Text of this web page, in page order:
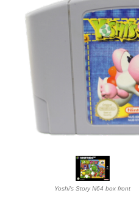
Yoshi's Story N64 box front